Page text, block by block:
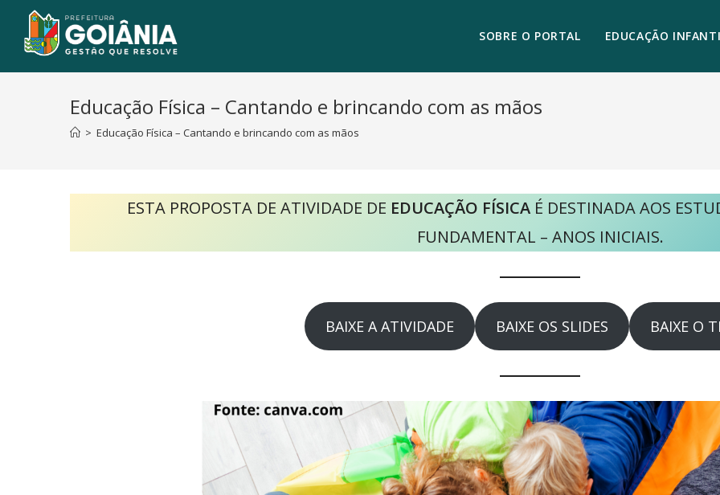
SOBRE O PORTAL EDUCAÇÃO
Educação Física – Cantando e brincando com as mãos
> Educação Física – Cantando e brincando com as mãos
ESTA PROPOSTA DE ATIVIDADE DE EDUCAÇÃO FÍSICA É DESTINADA AOS
FUNDAMENTAL – ANOS INICIAIS.
BAIXE A ATIVIDADE BAIXE OS SLIDES BAIXE O